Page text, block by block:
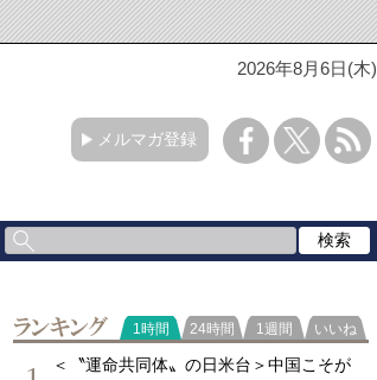
2026年8月6日(木)
メルマガ登録
ランキング
1時間 24時間 1週間 いいね
＜〝運命共同体〟の日米台＞中国こそが